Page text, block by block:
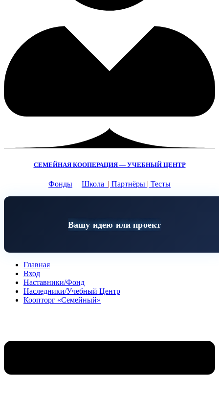
СЕМЕЙНАЯ КООПЕРАЦИЯ — УЧЕБНЫЙ ЦЕНТР
Фонды | Школа | Партнёры | Тесты
Вашу идею или проект
Главная
Вход
Наставники/Фонд
Наследники/Учебный Центр
Коопторг «Семейный»